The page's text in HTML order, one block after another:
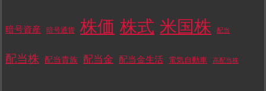
暗号資産 暗号通貨 株価 株式 米国株 配当
配当株 配当貴族 配当金 配当金生活 電気自動車 高配当株